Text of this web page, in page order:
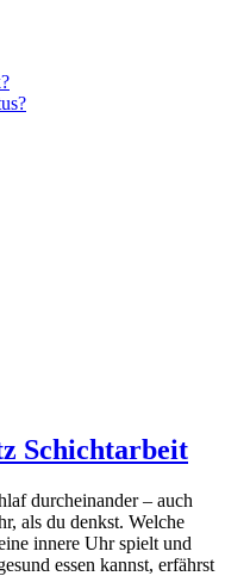
Schichtarbeit
durcheinander – auch
als du denkst. Welche
innere Uhr spielt und
essen kannst, erfährst